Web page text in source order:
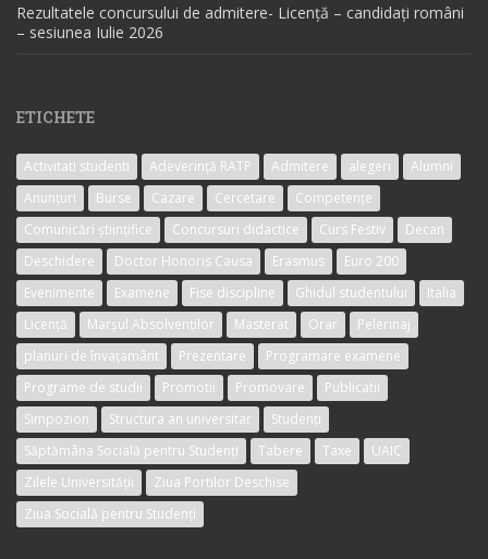
Rezultatele concursului de admitere- Licență – candidați români
– sesiunea Iulie 2026
ETICHETE
Activitati studenti Adeverință RATP Admitere alegeri
Alumni
Anunțuri
Burse Cazare Cercetare
Competențe
Comunicări științifice
Concursuri didactice Curs Festiv
Decan
Deschidere
Doctor Honoris Causa Erasmus
Euro 200
Evenimente
Examene Fise discipline Ghidul studentului
Italia
Licență
Marșul Absolvenților Masterat Orar
Pelerinaj
planuri de învațamânt
Prezentare
Programare examene
Programe de studii
Promotii Promovare
Publicatii
Simpozion
Structura an universitar
Studenți
Săptămâna Socială pentru Studenți
Tabere Taxe
UAIC
Zilele Universității
Ziua Portilor Deschise
Ziua Socială pentru Studenți